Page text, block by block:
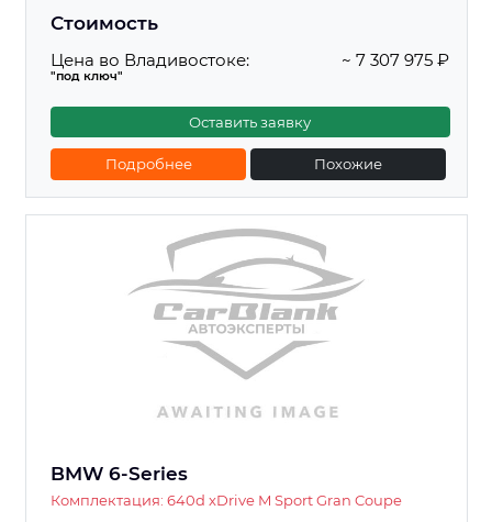
Стоимость
Цена во Владивостоке:
"под ключ"
~ 7 307 975 ₽
Оставить заявку
Подробнее Похожие
BMW 6-Series
Комплектация: 640d xDrive M Sport Gran Coupe